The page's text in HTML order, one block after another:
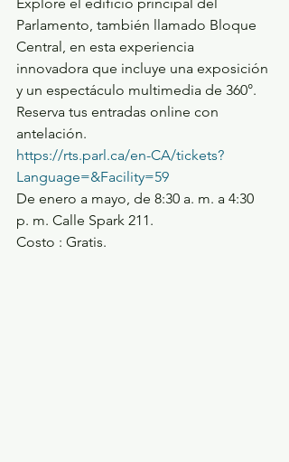
Explore el edificio principal del
Parlamento, también llamado Bloque
Central, en esta experiencia
innovadora que incluye una exposición
y un espectáculo multimedia de 360°.
Reserva tus entradas online con
antelación.
https://rts.parl.ca/en-CA/tickets?
Language=&Facility=59
De enero a mayo, de 8:30 a. m. a 4:30
p. m. Calle Spark 211.
Costo : Gratis.